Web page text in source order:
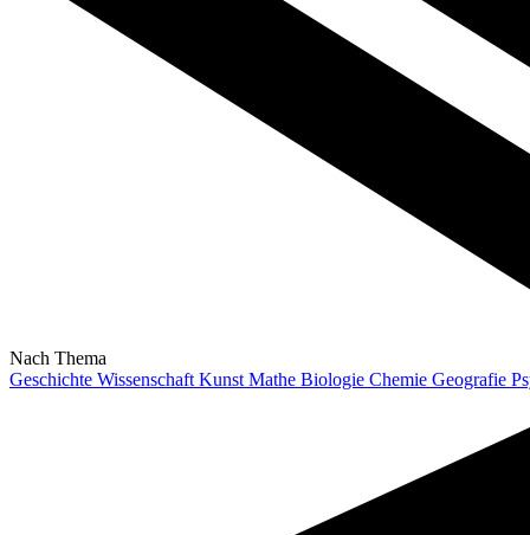
Nach Thema
Geschichte Wissenschaft Kunst Mathe Biologie Chemie Geografie